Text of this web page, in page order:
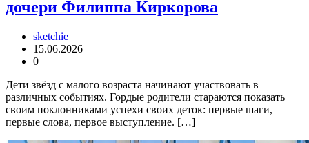
дочери Филиппа Киркорова
sketchie
15.06.2026
0
Дети звёзд с малого возраста начинают участвовать в
различных событиях. Гордые родители стараются показать
своим поклонниками успехи своих деток: первые шаги,
первые слова, первое выступление. […]